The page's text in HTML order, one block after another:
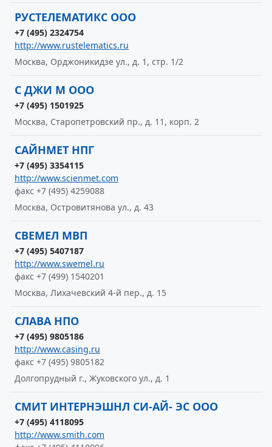
РУСТЕЛЕМАТИКС ООО
+7 (495) 2324754
http://www.rustelematics.ru
Москва, Орджоникидзе ул., д. 1, стр. 1/2
С ДЖИ М ООО
+7 (495) 1501925
Москва, Старопетровский пр., д. 11, корп. 2
САЙНМЕТ НПГ
+7 (495) 3354115
http://www.scienmet.com
факс +7 (495) 4259088
Москва, Островитянова ул., д. 43
СВЕМЕЛ МВП
+7 (495) 5407187
http://www.swemel.ru
факс +7 (499) 1540201
Москва, Лихачевский 4-й пер., д. 15
СЛАВА НПО
+7 (495) 9805186
http://www.casing.ru
факс +7 (495) 9805182
Долгопрудный г., Жуковского ул., д. 1
СМИТ ИНТЕРНЭШНЛ СИ-АЙ- ЭС ООО
+7 (495) 4118095
http://www.smith.com